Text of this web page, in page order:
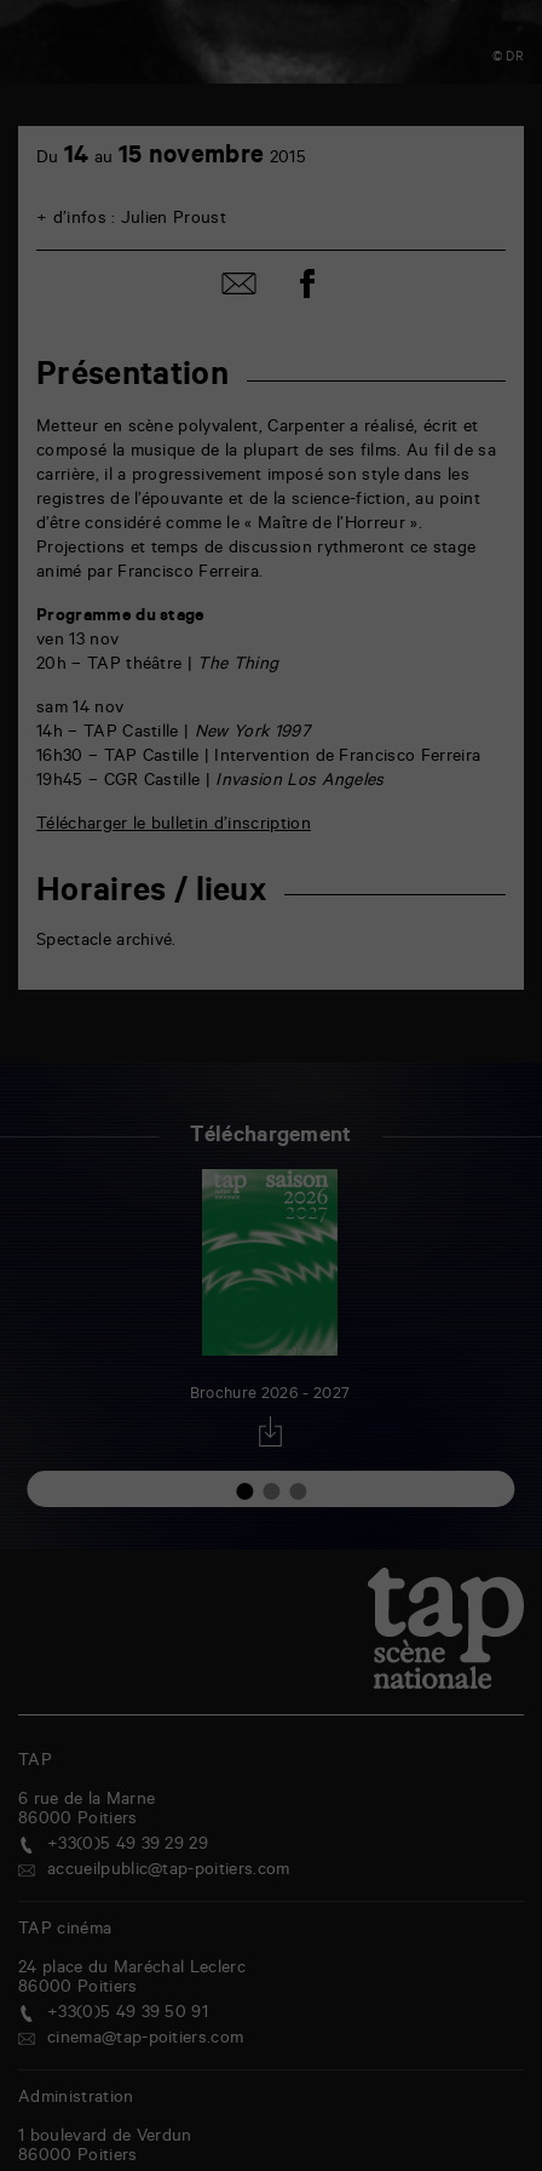
© DR
86000
Présentation
Metteur en scène polyvalent, Carpenter a réalisé, écrit et
composé la musique de la plupart de ses films. Au fil de sa
carrière, il a progressivement imposé son style dans les
registres de l’épouvante et de la science-fiction, au point
d’être considéré comme le « Maître de l’Horreur ».
Projections et temps de discussion rythmeront ce stage
animé par Francisco Ferreira.
Programme du stage
ven 13 nov
20h – TAP théâtre |
The Thing
sam 14 nov
14h – TAP Castille | New York 1997
16h30 – TAP Castille | Intervention de Francisco Ferreira
19h45 – CGR Castille | Invasion Los Angeles
Télécharger le bulletin d’inscription
Horaires / lieux
Spectacle archivé.
Du 14 au 15 novembre 2015
+ d’infos : Julien Proust
Partager
par
Partager
sur
Téléchargement
Brochure 2026 - 2027
TAP
6 rue de la Marne
86000 Poitiers
+33(0)5 49 39 29 29
accueilpublic@tap-poitiers.com
TAP cinéma
24 place du Maréchal Leclerc
86000 Poitiers
+33(0)5 49 39 50 91
cinema@tap-poitiers.com
Administration
1 boulevard de Verdun
86000 Poitiers